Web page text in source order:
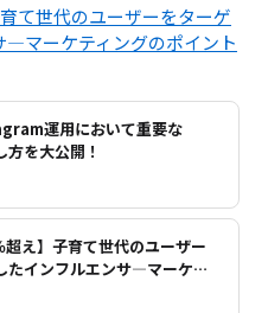
て世代のユーザーをターゲ
―マーケティングのポイント
運用において重要な
方を大公開！
超え】子育て世代のユーザー
たインフルエンサ―マーケテ
解説！